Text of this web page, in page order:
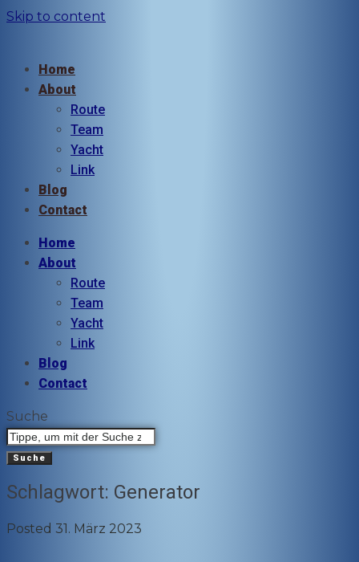
Skip to content
Home
About
Route
Team
Yacht
Link
Blog
Contact
Home
About
Route
Team
Yacht
Link
Blog
Contact
Suche
Suche
Schlagwort: Generator
Posted 31. März 2023